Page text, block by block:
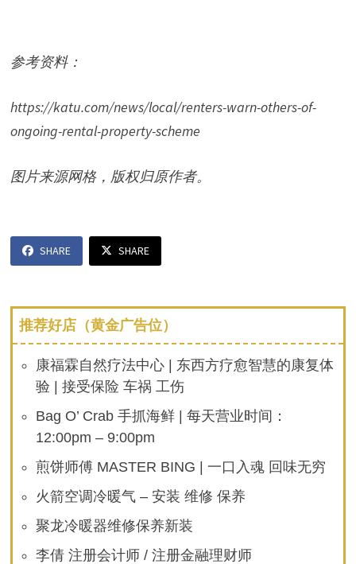
参考资料：
https://katu.com/news/local/renters-warn-others-of-
ongoing-rental-property-scheme
图片来源网格，版权归原作者。
SHARE SHARE
推荐好店（黄金广告位）
康福霖自然疗法中心 | 东西方疗愈智慧的康复体
验 | 接受保险 车祸 工伤
Bag O’ Crab 手抓海鲜 | 每天营业时间：
12:00pm – 9:00pm
煎饼师傅 MASTER BING | 一口入魂 回味无穷
火箭空调冷暖气 – 安装 维修 保养
聚龙冷暖器维修保养新装
李倩 注册会计师 / 注册金融理财师